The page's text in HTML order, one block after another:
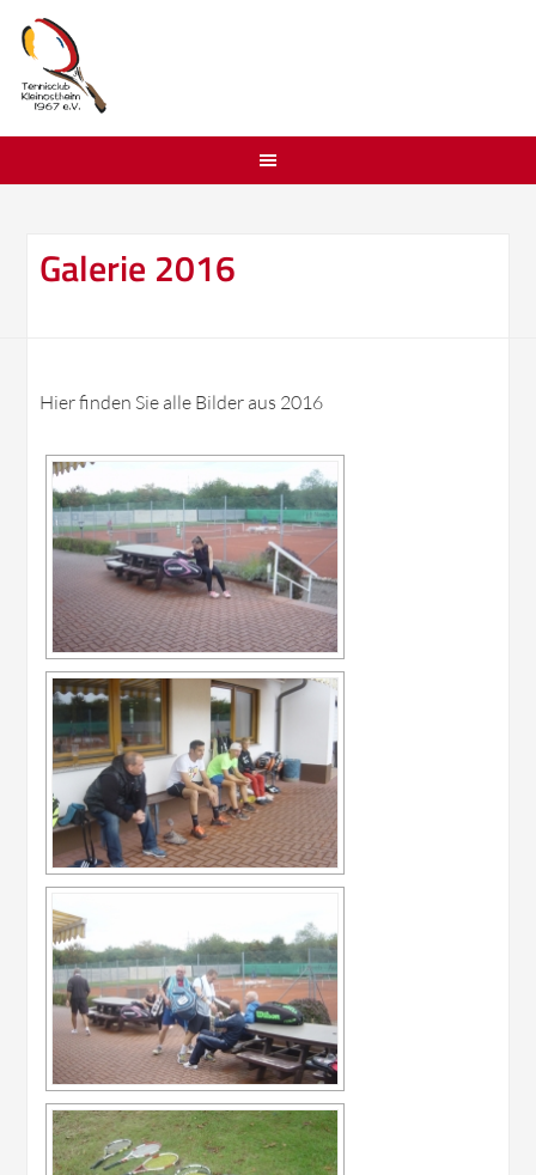
Galerie 2016
Hier finden Sie alle Bilder aus 2016